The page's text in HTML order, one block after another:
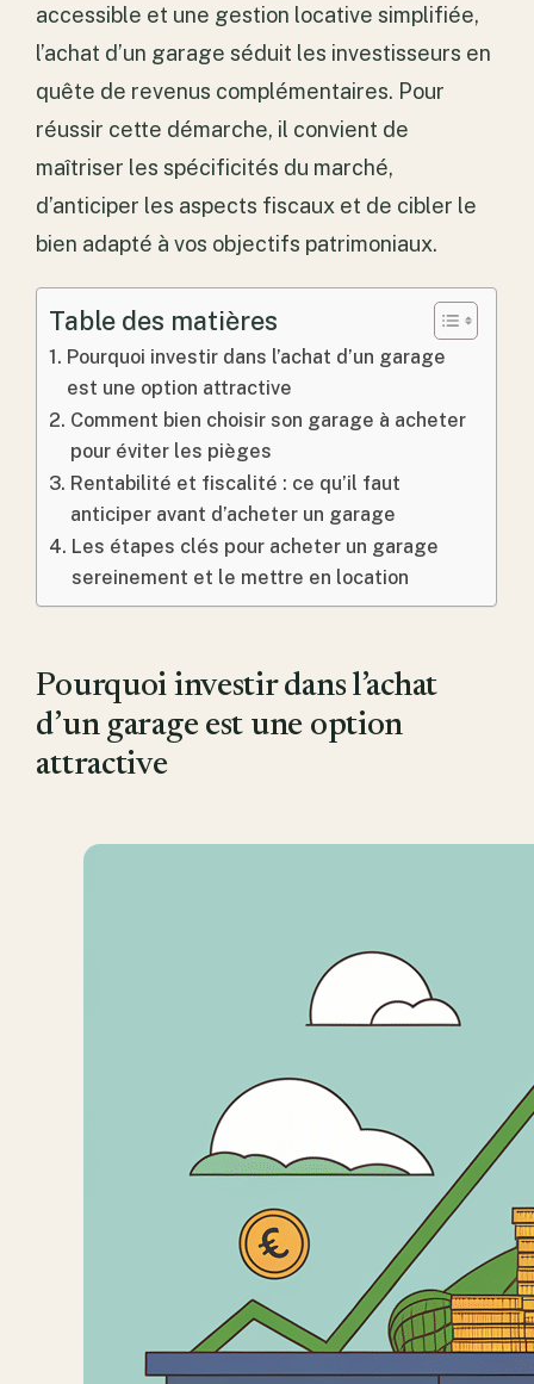
accessible et une gestion locative simplifiée,
l’achat d’un garage séduit les investisseurs en
quête de revenus complémentaires. Pour
réussir cette démarche, il convient de
maîtriser les spécificités du marché,
d’anticiper les aspects fiscaux et de cibler le
bien adapté à vos objectifs patrimoniaux.
Table des matières
Pourquoi investir dans l’achat d’un garage
est une option attractive
Comment bien choisir son garage à acheter
pour éviter les pièges
Rentabilité et fiscalité : ce qu’il faut
anticiper avant d’acheter un garage
Les étapes clés pour acheter un garage
sereinement et le mettre en location
Pourquoi investir dans l’achat
d’un garage est une option
attractive